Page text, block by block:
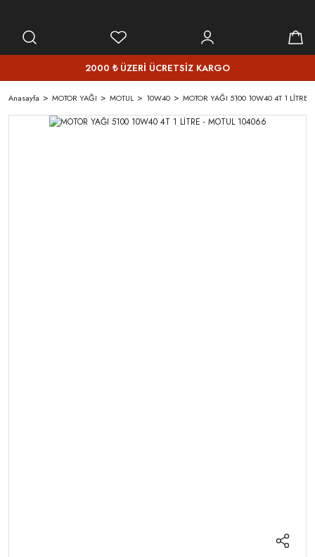
2000 ₺ ÜZERİ ÜCRETSİZ KARGO
Anasayfa MOTOR YAĞI MOTUL 10W40 MOTOR YAĞI 5100 10W40 4T 1 LİTRE -